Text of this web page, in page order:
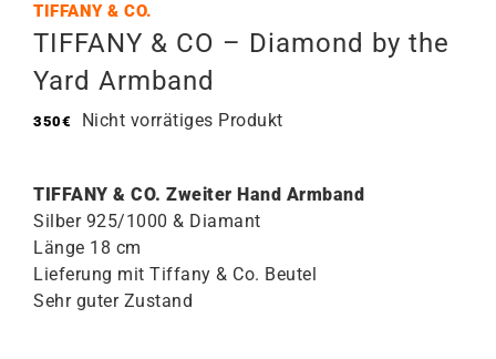
TIFFANY & CO.
TIFFANY & CO – Diamond by the
Yard Armband
350€ Nicht vorrätiges Produkt
TIFFANY & CO. Zweiter Hand Armband
Silber 925/1000 & Diamant
Länge 18 cm
Lieferung mit Tiffany & Co. Beutel
Sehr guter Zustand